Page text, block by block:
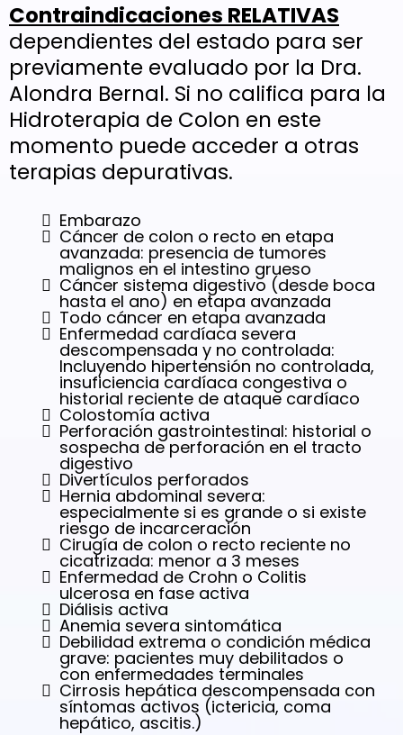
Contraindicaciones RELATIVAS
dependientes del estado para ser
previamente evaluado por la Dra.
Alondra Bernal. Si no califica para la
Hidroterapia de Colon en este
momento puede acceder a otras
terapias depurativas.
Embarazo
Cáncer de colon o recto en etapa
avanzada: presencia de tumores
malignos en el intestino grueso
Cáncer sistema digestivo (desde boca
hasta el ano) en etapa avanzada
Todo cáncer en etapa avanzada
Enfermedad cardíaca severa
descompensada y no controlada:
Incluyendo hipertensión no controlada,
insuficiencia cardíaca congestiva o
historial reciente de ataque cardíaco
Colostomía activa
Perforación gastrointestinal: historial o
sospecha de perforación en el tracto
digestivo
Divertículos perforados
Hernia abdominal severa:
especialmente si es grande o si existe
riesgo de incarceración
Cirugía de colon o recto reciente no
cicatrizada: menor a 3 meses
Enfermedad de Crohn o Colitis
ulcerosa en fase activa
Diálisis activa
Anemia severa sintomática
Debilidad extrema o condición médica
grave: pacientes muy debilitados o
con enfermedades terminales
Cirrosis hepática descompensada con
síntomas activos (ictericia, coma
hepático, ascitis.)